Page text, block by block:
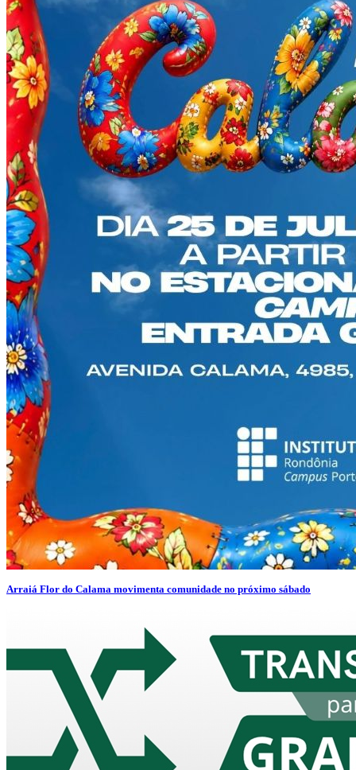
Arraiá Flor do Calama movimenta comunidade no próximo sábado